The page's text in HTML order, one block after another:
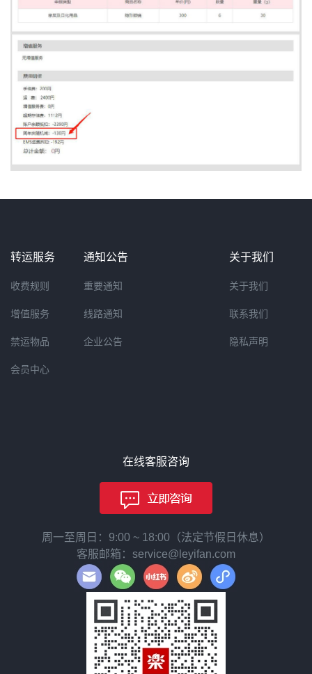
转运服务
收费规则
增值服务
禁运物品
会员中心
通知公告
重要通知
线路通知
企业公告
关于我们
关于我们
联系我们
隐私声明
在线客服咨询
周一至周日：9:00 ~ 18:00（法定节假日休息）
客服邮箱：service@leyifan.com